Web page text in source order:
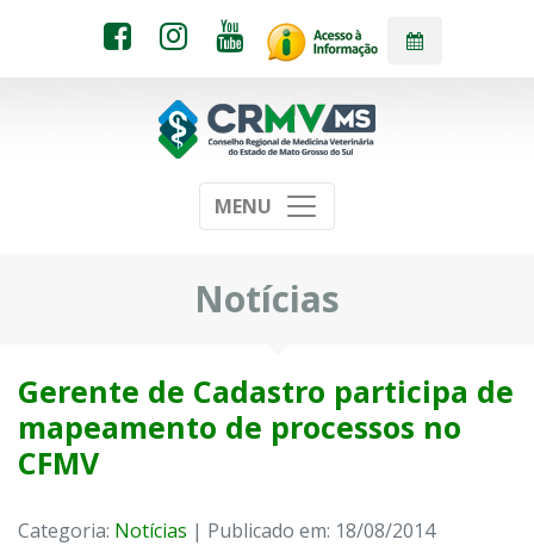
MENU
Notícias
Gerente de Cadastro participa de
mapeamento de processos no
CFMV
Categoria: Notícias | Publicado em: 18/08/2014